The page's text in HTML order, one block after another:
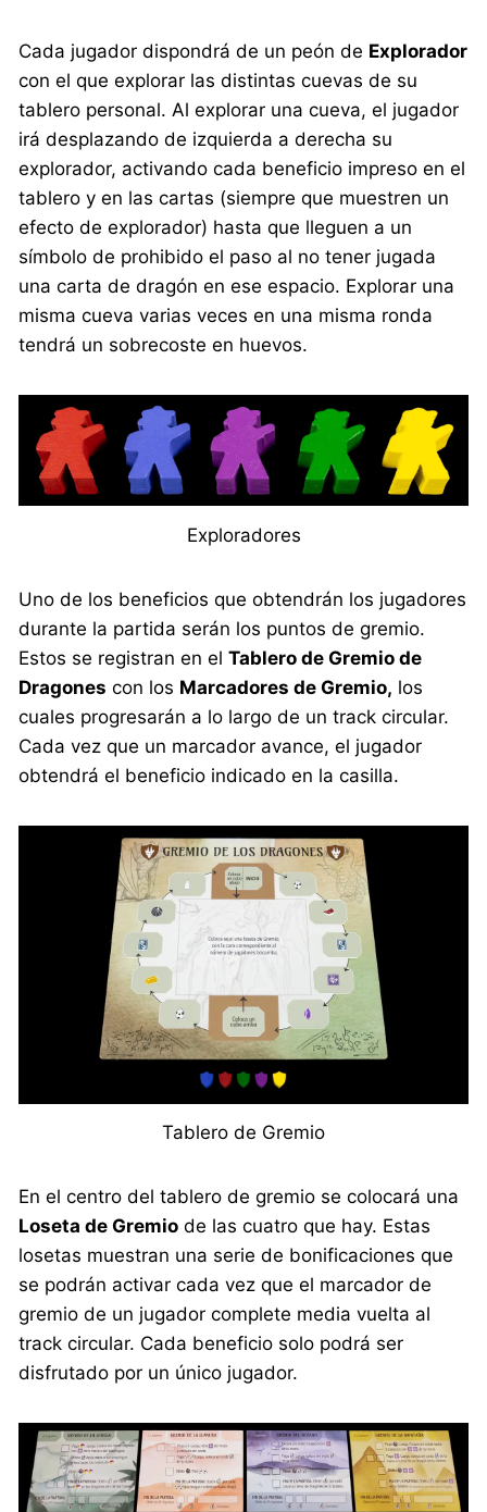
Cada jugador dispondrá de un peón de Explorador
con el que explorar las distintas cuevas de su
tablero personal. Al explorar una cueva, el jugador
irá desplazando de izquierda a derecha su
explorador, activando cada beneficio impreso en el
tablero y en las cartas (siempre que muestren un
efecto de explorador) hasta que lleguen a un
símbolo de prohibido el paso al no tener jugada
una carta de dragón en ese espacio. Explorar una
misma cueva varias veces en una misma ronda
tendrá un sobrecoste en huevos.
Exploradores
Uno de los beneficios que obtendrán los jugadores
durante la partida serán los puntos de gremio.
Estos se registran en elTablero de Gremio de
Dragones con los Marcadores de Gremio, los
cuales progresarán a lo largo de un track circular.
Cada vez que un marcador avance, el jugador
obtendrá el beneficio indicado en la casilla.
Tablero de Gremio
En el centro del tablero de gremio se colocará una
Loseta de Gremio de las cuatro que hay. Estas
losetas muestran una serie de bonificaciones que
se podrán activar cada vez que el marcador de
gremio de un jugador complete media vuelta al
track circular. Cada beneficio solo podrá ser
disfrutado por un único jugador.